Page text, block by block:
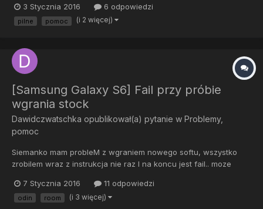
go tam nie ma,zatrzymuje się na logo Vertis Overmax
próbowałem już wgrywać na nowo ale się nie da albo...
3 Stycznia 2016 6 odpowiedzi
pilne pomoc (i 2 więcej)
[Samsung Galaxy S6] Fail przy próbie
wgrania stock
Dawidczwatschka opublikował(a) pytanie w Problemy,
pomoc
Siemanko mam probleM z wgraniem nowego softu, wszystko
zrobilem wraz z instrukcja nie raz I na koncu jest fail.. moze
mocy nie mam juz sil
7 Stycznia 2016 11 odpowiedzi
odin room (i 3 więcej)